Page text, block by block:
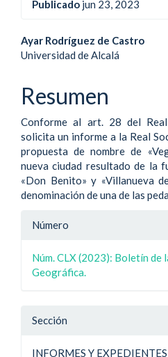
Publicado jun 23, 2023
Contenido
del
artículo
Ayar Rodríguez de Castro
Universidad de Alcalá
Resumen
Conforme al art. 28 del
solicita un informe a la Real
propuesta de nombre de
nueva ciudad resultado de la
«Don Benito» y «Villanueva
denominación de una de las
Detalle
artículo
Número
Núm. CLX (2023): Boletín de
Geográfica.
Sección
INFORMES Y EXPEDIENTES